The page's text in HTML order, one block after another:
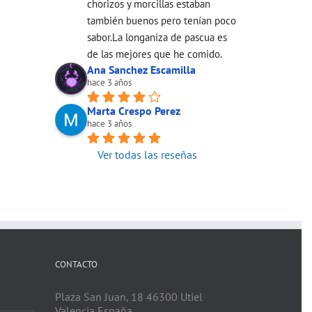
chorizos y morcillas estaban
también buenos pero tenían poco
sabor.La longaniza de pascua es
de las mejores que he comido.
Ana Sanchez Escamilla
hace 3 años
Marta Crespo Perez
hace 3 años
Ver todas las reseñas
CONTACTO
Plaza San Juan, 18 46300 Utiel